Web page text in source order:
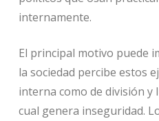
internamente.
El principal motivo puede
la sociedad percibe estos
interna como de división y
cual genera inseguridad.